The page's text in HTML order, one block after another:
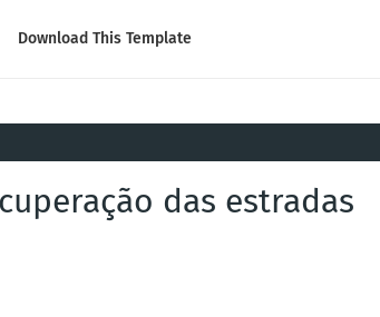
Download This Template
das estradas